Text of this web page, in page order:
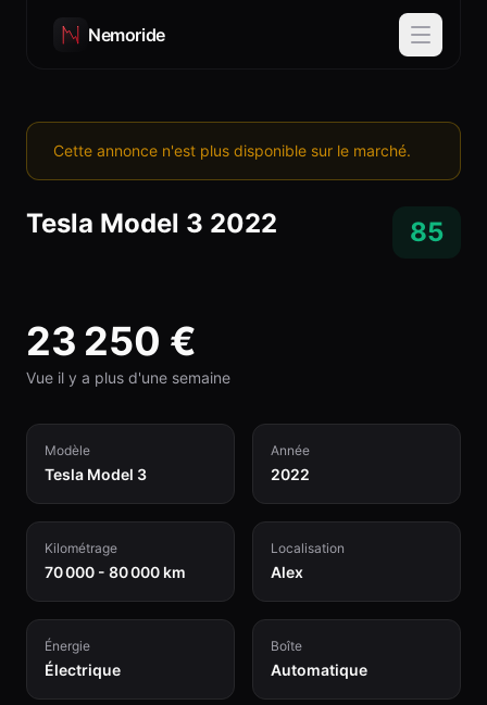
Nemoride
Cette annonce n'est plus disponible sur le marché.
Tesla Model 3 2022 85
23 250 €
Vue il y a plus d'une semaine
Modèle
Tesla Model 3
Année
2022
Kilométrage
70 000 - 80 000 km
Localisation
Alex
Énergie
Électrique
Boîte
Automatique